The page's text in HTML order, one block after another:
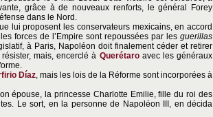
grâce à de nouveaux renforts, le général Forey
dans le Nord.
lui proposent les conservateurs mexicains, en accord
forces de l’Empire sont repoussées par les guerillas
à Paris, Napoléon doit finalement céder et retirer
mais, encerclé à Querétaroavec les généraux
Díaz , mais les lois de la Réforme sont incorporées à
épouse, la princesse Charlotte Emilie, fille du roi des
Le sort, en la personne de Napoléon III, en décida